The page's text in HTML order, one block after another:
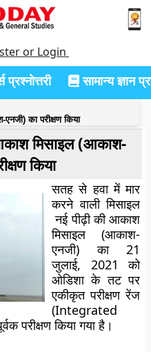
or Login
सामान्य ज्ञान
का परीक्षण किया
मिसाइल (आकाश-
किया
सतह से हवा में मार
करने वाली मिसाइल
नई पीढ़ी की आकाश
मिसाइल (आकाश-
एनजी) का 21
जुलाई, 2021 को
ओडिशा के तट पर
एकीकृत परीक्षण रेंज
(Integrated
परीक्षणकिया गया है।